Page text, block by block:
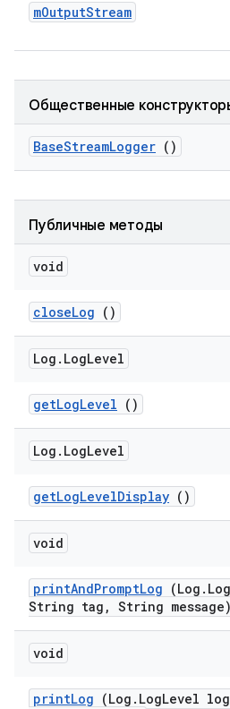
mOutputStream
Общественные
BaseStreamLogger ()
Публичные методы
void
closeLog ()
Log . LogLevel
getLogLevel ()
Log . LogLevel
getLogLevelDisplay ()
void
printAndPromptLog (Log . Log
String tag , String message)
void
printLog (Log . LogLevel log